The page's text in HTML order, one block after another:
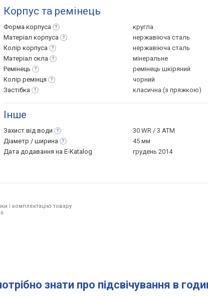
Корпус та ремінець
Форма корпуса
кругла
Матеріал корпуса
нержавіюча сталь
Колір корпуса
нержавіюча сталь
Матеріал скла
мінеральне
Ремінець
ремінець шкіряний
Колір ремінця
чорний
Застібка
класична (з пряжкою)
Інше
Захист від води
30 WR / 3 ATM
Діаметр / ширина
45 мм
Дата додавання на E-Katalog
грудень 2014
і комплектацію товару
знати про підсвічування в